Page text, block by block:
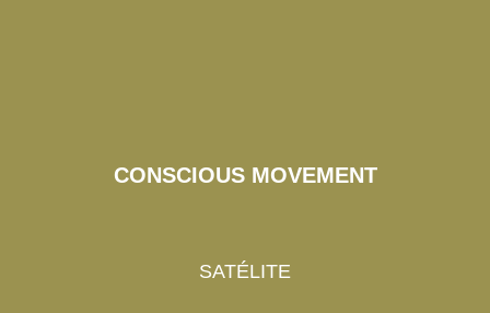
CONSCIOUS MOVEMENT
SATÉLITE